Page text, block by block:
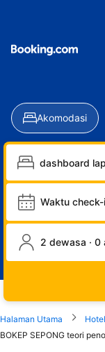
Akomodasi
Waktu
2 dewasa · 0
Halaman Utama Hotel
BOKEP SEPONG teori